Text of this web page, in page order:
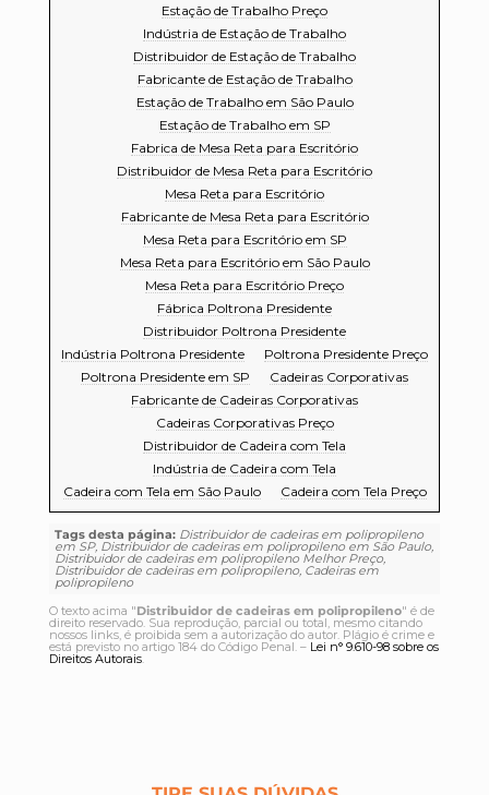
Estação de Trabalho Preço
Indústria de Estação de Trabalho
Distribuidor de Estação de Trabalho
Fabricante de Estação de Trabalho
Estação de Trabalho em São Paulo
Estação de Trabalho em SP
Fabrica de Mesa Reta para Escritório
Distribuidor de Mesa Reta para Escritório
Mesa Reta para Escritório
Fabricante de Mesa Reta para Escritório
Mesa Reta para Escritório em SP
Mesa Reta para Escritório em São Paulo
Mesa Reta para Escritório Preço
Fábrica Poltrona Presidente
Distribuidor Poltrona Presidente
Indústria Poltrona Presidente
Poltrona Presidente Preço
Poltrona Presidente em SP
Cadeiras Corporativas
Fabricante de Cadeiras Corporativas
Cadeiras Corporativas Preço
Distribuidor de Cadeira com Tela
Indústria de Cadeira com Tela
Cadeira com Tela em São Paulo
Cadeira com Tela Preço
Tags desta página: Distribuidor de cadeiras em polipropileno
em SP, Distribuidor de cadeiras em polipropileno em São Paulo,
Distribuidor de cadeiras em polipropileno Melhor Preço,
Distribuidor de cadeiras em polipropileno, Cadeiras em
polipropileno
O texto acima "Distribuidor de cadeiras em polipropileno" é de
direito reservado. Sua reprodução, parcial ou total, mesmo citando
nossos links, é proibida sem a autorização do autor. Plágio é crime e
está previsto no artigo 184 do Código Penal. – Lei n° 9.610-98 sobre os
Direitos Autorais.